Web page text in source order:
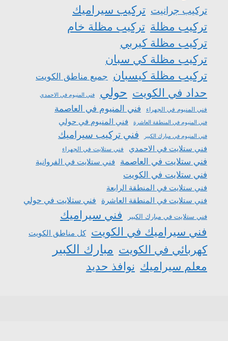
تركيب جرانيت تركيب سيراميك
تركيب مظلة تركيب مظلة خام
تركيب مظلة كيربي
تركيب مظلة كي سبان
تركيب مظلة كيسبان جميع مناطق الكويت
حداد في الكويت حولي فني المنيوم في الاحمدي
فني المنيوم في الجهراء فني المنيوم في العاصمة
فني المنيوم في المنطقة العاشرة فني المنيوم في حولي
فني المنيوم في مبارك الكبير فني تركيب سيراميك
فني ستلايت في الاحمدي فني ستلايت في الجهراء
فني ستلايت في العاصمة فني ستلايت في الفروانية
فني ستلايت في الكويت
فني ستلايت في المنطقة الرابعة
فني ستلايت في المنطقة العاشرة فني ستلايت في حولي
فني ستلايت في مبارك الكبير
فني سيراميك
فني سيراميك في الكويت
كل مناطق الكويت
كهربائي في الكويت مبارك الكبير
معلم سيراميك نوافذ حديد